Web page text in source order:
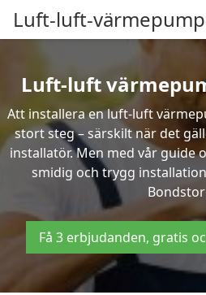
Luft-luft-
Luft-luft
Att installera en luft-luft
stort steg – särskilt när det
installatör. Men med vår guide
smidig och trygg
Få 3 erbjudanden, gratis